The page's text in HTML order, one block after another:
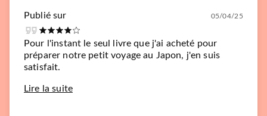
Publié sur 05/04/25
Pour l'instant le seul livre que j'ai acheté pour
préparer notre petit voyage au Japon, j'en suis
satisfait.
Lire la suite